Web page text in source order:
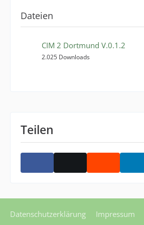
Dateien
CIM 2 Dortmund V.0.1.2
2.025 Downloads
Teilen
Datenschutzerklärung Impressum